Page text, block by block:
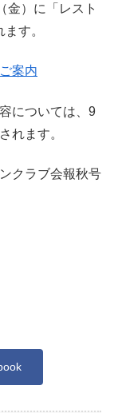
金）に「レスト
す。
案内
については、9
れます。
クラブ会報秋号